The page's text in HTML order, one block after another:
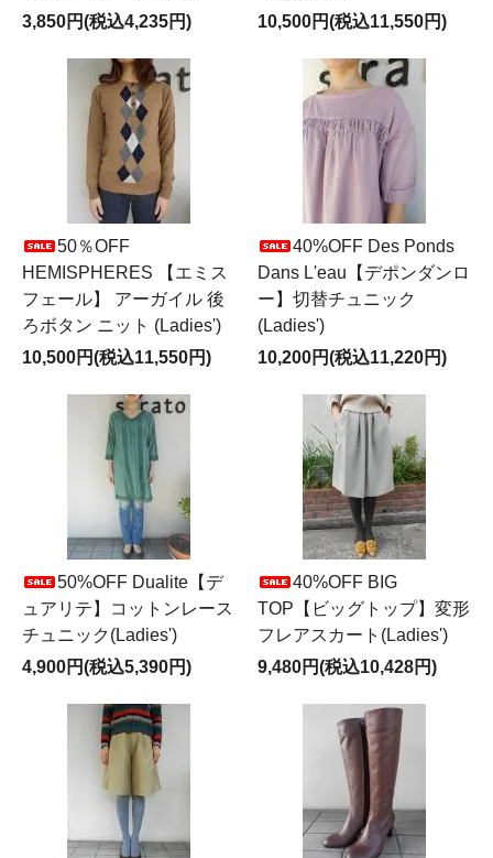
3,850円(税込4,235円)
10,500円(税込11,550円)
50％OFF
HEMISPHERES 【エミス
フェール】 アーガイル 後
ろボタン ニット (Ladies')
10,500円(税込11,550円)
40%OFF Des Ponds
Dans L'eau【デポンダンロ
ー】切替チュニック
(Ladies')
10,200円(税込11,220円)
50%OFF Dualite【デ
ュアリテ】コットンレース
チュニック(Ladies')
4,900円(税込5,390円)
40%OFF BIG
TOP【ビッグトップ】変形
フレアスカート(Ladies')
9,480円(税込10,428円)